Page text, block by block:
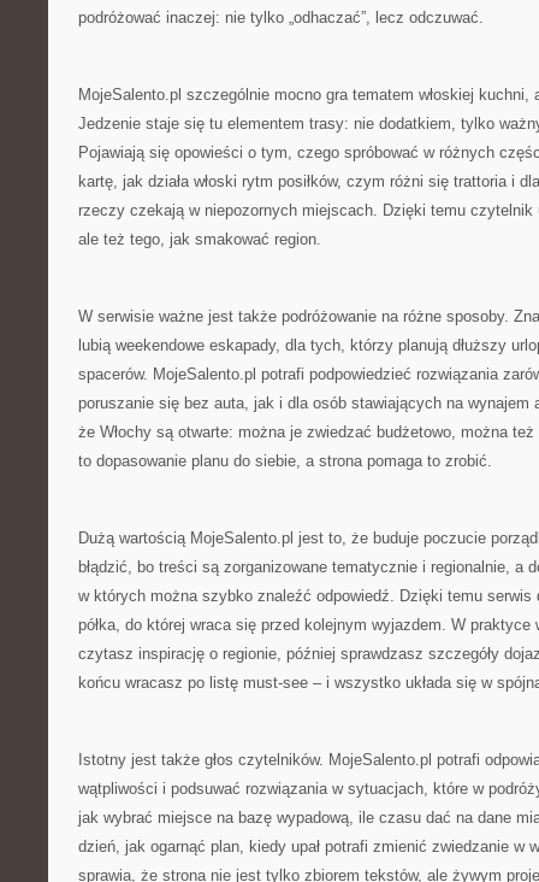
podróżować inaczej: nie tylko „odhaczać”, lecz odczuwać.
MojeSalento.pl szczególnie mocno gra tematem włoskiej
Jedzenie staje się tu elementem trasy: nie dodatkiem, tylko
Pojawiają się opowieści o tym, czego spróbować w różnych
kartę, jak działa włoski rytm posiłków, czym różni się trattoria i
rzeczy czekają w niepozornych miejscach. Dzięki temu
ale też tego, jak smakować region.
W serwisie ważne jest także podróżowanie na różne sposoby.
lubią weekendowe eskapady, dla tych, którzy planują dłuższy
spacerów. MojeSalento.pl potrafi podpowiedzieć rozwiązania
poruszanie się bez auta, jak i dla osób stawiających na wynajem
że Włochy są otwarte: można je zwiedzać budżetowo, można
to dopasowanie planu do siebie, a strona pomaga to zrobić.
Dużą wartością MojeSalento.pl jest to, że buduje poczucie
błądzić, bo treści są zorganizowane tematycznie i regionalnie, a
w których można szybko znaleźć odpowiedź. Dzięki temu serwis
półka, do której wraca się przed kolejnym wyjazdem. W
czytasz inspirację o regionie, później sprawdzasz szczegóły
końcu wracasz po listę must-see – i wszystko układa się w
Istotny jest także głos czytelników. MojeSalento.pl potrafi
wątpliwości i podsuwać rozwiązania w sytuacjach, które w
jak wybrać miejsce na bazę wypadową, ile czasu dać na dane
dzień, jak ogarnąć plan, kiedy upał potrafi zmienić zwiedzanie w
sprawia, że strona nie jest tylko zbiorem tekstów, ale żywym